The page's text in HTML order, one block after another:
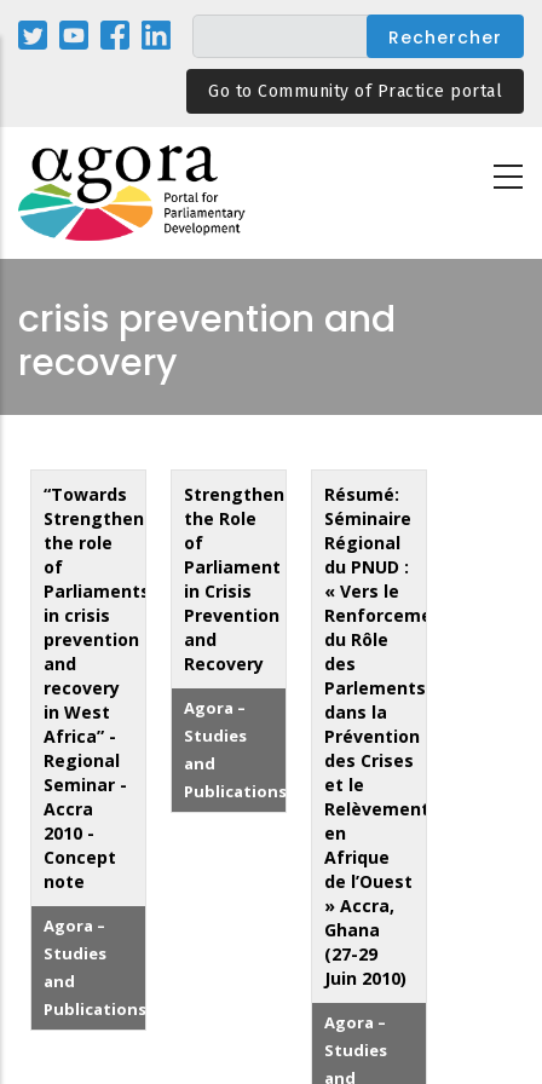
Aller
au
Go to Community of Practice portal
crisis prevention and
recovery
“Towards
Strengthening
the role
of
Parliaments
in crisis
prevention
and
recovery
in West
Africa” -
Regional
Seminar -
Accra
2010 -
Concept
note
Agora –
Studies
and
Publications
Strengthening
the Role
of
Parliament
in Crisis
Prevention
and
Recovery
Agora –
Studies
and
Publications
Résumé:
Séminaire
Régional
du PNUD :
« Vers le
Renforcement
du Rôle
des
Parlements
dans la
Prévention
des Crises
et le
Relèvement
en
Afrique
de l’Ouest
» Accra,
Ghana
(27-29
Juin 2010)
Agora –
Studies
and